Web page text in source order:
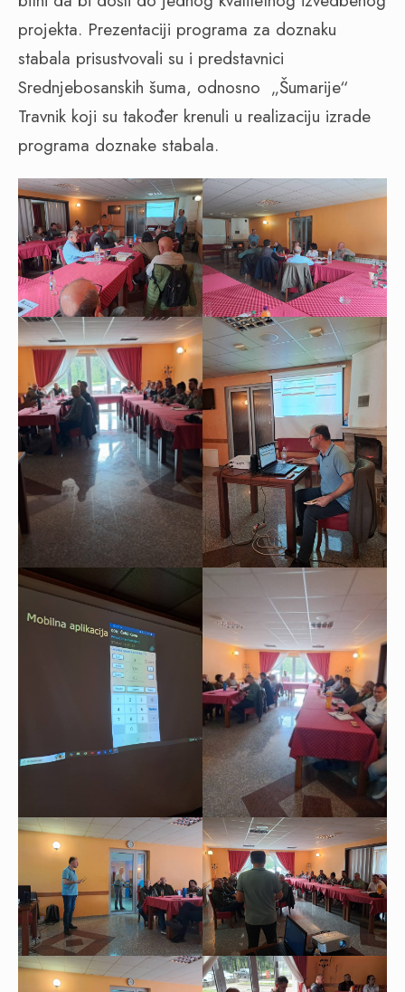
projekta. Prezentaciji programa za doznaku
stabala prisustvovali su i predstavnici
Srednjebosanskih šuma, odnosno „Šumarije“
Travnik koji su također krenuli u realizaciju izrade
programa doznake stabala.